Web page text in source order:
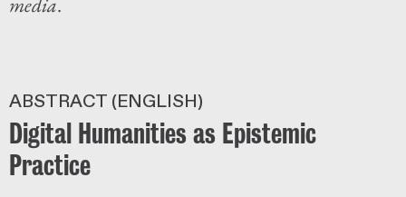
ABSTRACT (ENGLISH)
Digital Humanities as Epistemic
Practice